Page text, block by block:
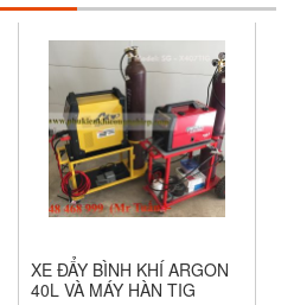
XE ĐẨY BÌNH KHÍ ARGON
40L VÀ MÁY HÀN TIG